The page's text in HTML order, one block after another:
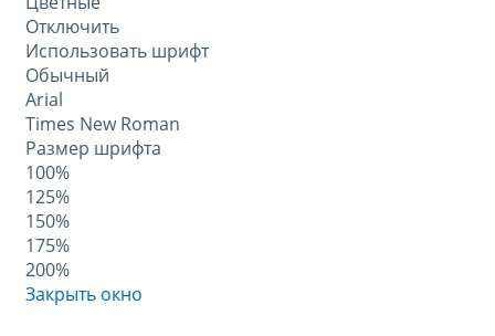
Отключить
Использовать шрифт
Обычный
Arial
Times New Roman
Размер шрифта
100%
125%
150%
175%
200%
Закрыть окно